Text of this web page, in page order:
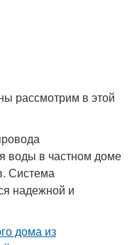
рассмотрим в этой
воды в частном доме
Система
надежной и